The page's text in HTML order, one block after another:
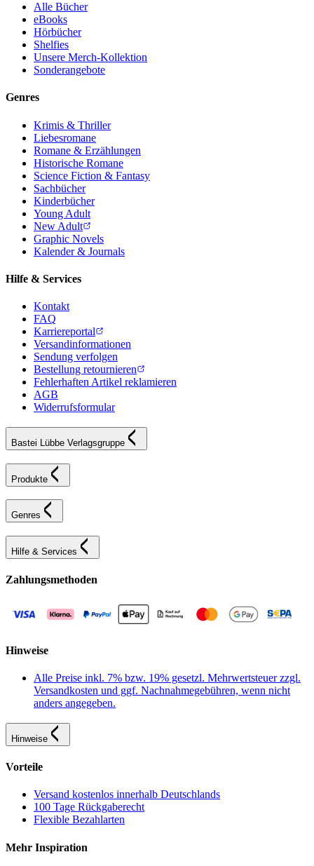
Alle Bücher
eBooks
Hörbücher
Shelfies
Unsere Merch-Kollektion
Sonderangebote
Genres
Krimis & Thriller
Liebesromane
Romane & Erzählungen
Historische Romane
Science Fiction & Fantasy
Sachbücher
Kinderbücher
Young Adult
New Adult
Graphic Novels
Kalender & Journals
Hilfe & Services
Kontakt
FAQ
Karriereportal
Versandinformationen
Sendung verfolgen
Bestellung retournieren
Fehlerhaften Artikel reklamieren
AGB
Widerrufsformular
Bastei Lübbe Verlagsgruppe
Produkte
Genres
Hilfe & Services
Zahlungsmethoden
Hinweise
Alle Preise inkl. 7% bzw. 19% gesetzl. Mehrwertsteuer zzgl.
Versandkosten und ggf. Nachnahmegebühren, wenn nicht
anders angegeben.
Hinweise
Vorteile
Versand kostenlos innerhalb Deutschlands
100 Tage Rückgaberecht
Flexible Bezahlarten
Mehr Inspiration